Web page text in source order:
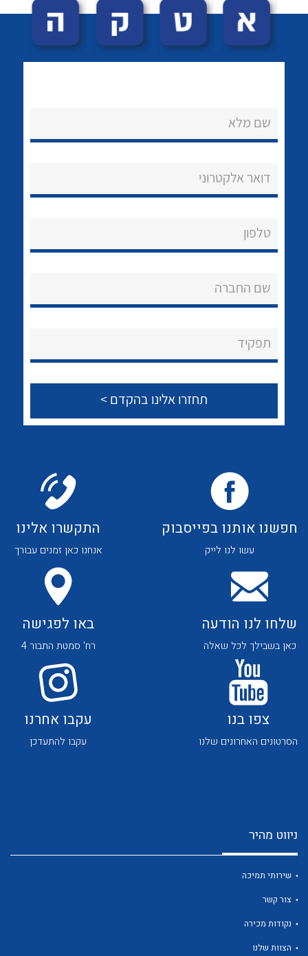
הצוות שלנו
שירותי תמיכה
לכל מוצרי היצרן לכל מוצרי היצרן
לכל מוצרי היצרן לכל מוצרי היצרן
לכל מוצרי היצרן לכל מוצרי היצרן
לכל מוצרי היצרן
שם מלא
דואר אלקטרוני
טלפון
שם החברה
תפקיד
חפשנו אותנו בפייסבוק
עשו לנו לייק
התקשרו אלינו
אנחנו כאן זמנים עבורך
שלחו לנו הודעה
כאן בשבילך לכל שאלה
באו לפגישה
רח' סמטת התבור 4
צפו בנו
הסרטונים האחרונים שלנו
עקבו אחרנו
עקבו להתעדכן
ניווט מהיר
שירותי תמיכה
צור קשר
נקודות מכירה
הצוות שלנו